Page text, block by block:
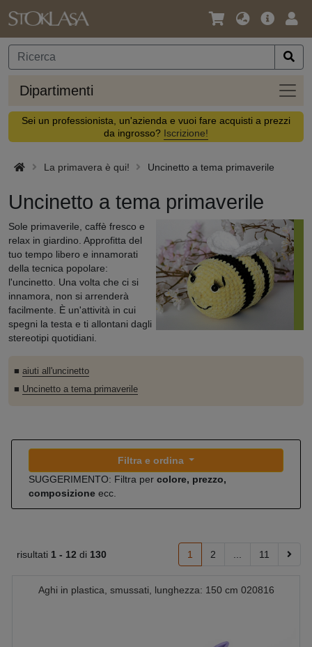
Lingua
Valuta
Offerta
Dipartimenti
Sei un professionista, un'azienda e vuoi fare acquisti a prezzi
da ingrosso? Iscrizione!
La primavera è qui! Uncinetto a tema primaverile
Uncinetto a tema primaverile
Sole primaverile, caffè fresco e
relax in giardino. Approfitta del
tuo tempo libero e innamorati
della tecnica popolare:
l'uncinetto. Una volta che ci si
innamora, non si arrenderà
facilmente. È un'attività in cui
spegni la testa e ti allontani dagli
stereotipi quotidiani.
■ aiuti all'uncinetto
■ Uncinetto a tema primaverile
Filtra e ordina
SUGGERIMENTO: Filtra per colore, prezzo,
composizione ecc.
risultati 1 - 12 di 130 1 2 11
Aghi in plastica, smussati, lunghezza: 150 cm 020816